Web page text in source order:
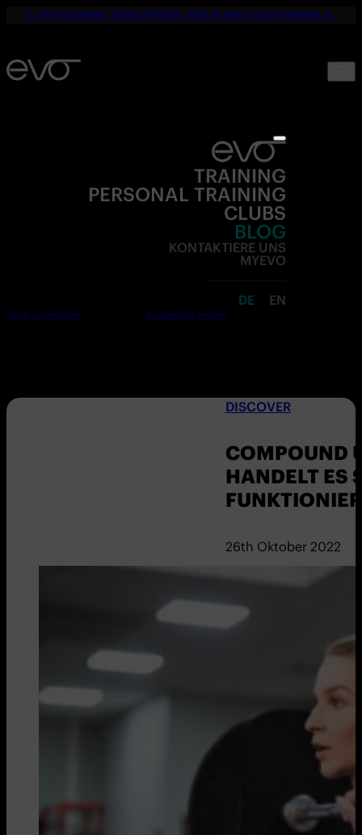
☀️ DEIN SOMMER. DEINE FITNESS. NUR 19,90€ BIS SEPTEMBER. 💪
TRAINING
PERSONAL TRAINING
CLUBS
BLOG
KONTAKTIERE UNS
MYEVO
DE EN
Jetzt anmelden Kostenlos testen
DISCOVER
COMPOUND
HANDELT ES
26th Oktober 2022